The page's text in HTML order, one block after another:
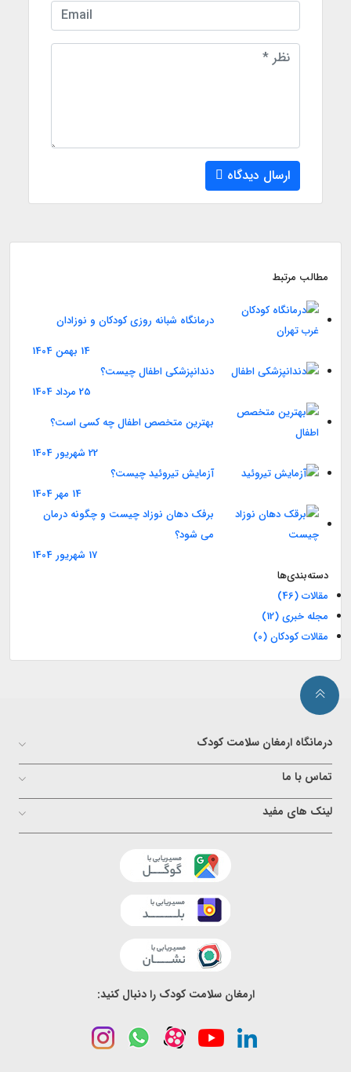
ارسال دیدگاه
مطالب مرتبط
درمانگاه شبانه روزی کودکان و نوزادان
14 بهمن 1404
دندانپزشکی اطفال چیست؟
25 مرداد 1404
بهترین متخصص اطفال چه کسی است؟
22 شهریور 1404
آزمایش تیروئید چیست؟
14 مهر 1404
برفک دهان نوزاد چیست و چگونه درمان
می شود؟
17 شهریور 1404
دسته‌بندی‌ها
مقالات(46)
مجله خبری(12)
مقالات کودکان(0)
درمانگاه ارمغان سلامت کودک
تماس با ما
لینک های مفید
ارمغان سلامت کودک را دنبال کنید: